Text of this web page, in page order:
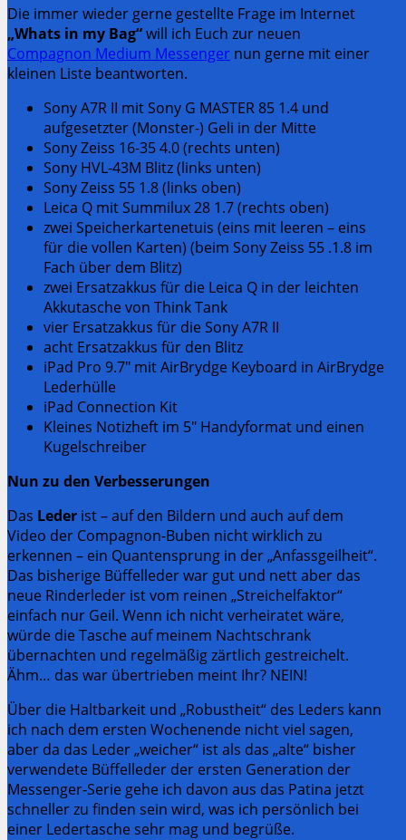
Die immer wieder gerne gestellte Frage im Internet
„Whats in my Bag“will ich Euch zur neuen
Compagnon Medium Messenger nun gerne mit einer
kleinen Liste beantworten.
Sony A7R II mit Sony G MASTER 85 1.4 und
aufgesetzter (Monster-) Geli in der Mitte
Sony Zeiss 16-35 4.0 (rechts unten)
Sony HVL-43M Blitz (links unten)
Sony Zeiss 55 1.8 (links oben)
Leica Q mit Summilux 28 1.7 (rechts oben)
zwei Speicherkartenetuis (eins mit leeren – eins
für die vollen Karten) (beim Sony Zeiss 55 .1.8 im
Fach über dem Blitz)
zwei Ersatzakkus für die Leica Q in der leichten
Akkutasche von Think Tank
vier Ersatzakkus für die Sony A7R II
acht Ersatzakkus für den Blitz
iPad Pro 9.7″ mit AirBrydge Keyboard in AirBrydge
Lederhülle
iPad Connection Kit
Kleines Notizheft im 5″ Handyformat und einen
Kugelschreiber
Nun zu den Verbesserungen
Das Leder ist – auf den Bildern und auch auf dem
Video der Compagnon-Buben nicht wirklich zu
erkennen – ein Quantensprung in der „Anfassgeilheit“.
Das bisherige Büffelleder war gut und nett aber das
neue Rinderleder ist vom reinen „Streichelfaktor“
einfach nur Geil. Wenn ich nicht verheiratet wäre,
würde die Tasche auf meinem Nachtschrank
übernachten und regelmäßig zärtlich gestreichelt.
Ähm… das war übertrieben meint Ihr? NEIN!
Über die Haltbarkeit und „Robustheit“ des Leders kann
ich nach dem ersten Wochenende nicht viel sagen,
aber da das Leder „weicher“ ist als das „alte“ bisher
verwendete Büffelleder der ersten Generation der
Messenger-Serie gehe ich davon aus das Patina jetzt
schneller zu finden sein wird, was ich persönlich bei
einer Ledertasche sehr mag und begrüße.